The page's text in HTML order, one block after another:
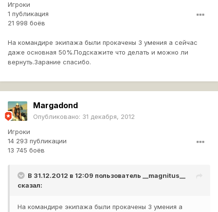
Игроки
1 публикация
21 998 боёв
На командире экипажа были прокачены 3 умения а сейчас
даже основная 50%.Подскажите что делать и можно ли
вернуть.Зарание спасибо.
Margadond
Опубликовано: 31 декабря, 2012
Игроки
14 293 публикации
13 745 боёв
В 31.12.2012 в 12:09 пользователь __magnitus__
сказал:
На командире экипажа были прокачены 3 умения а